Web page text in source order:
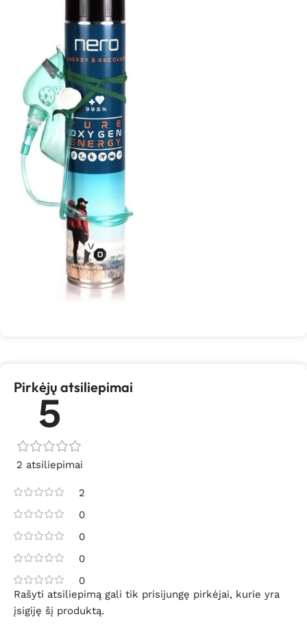
Pirkėjų atsiliepimai
5
2 atsiliepimai
2
0
0
0
0
Rašyti atsiliepimą gali tik prisijungę pirkėjai, kurie yra
įsigiję šį produktą.